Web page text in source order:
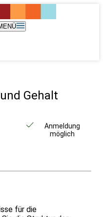
Gehalt
Anmeldung
möglich
für die